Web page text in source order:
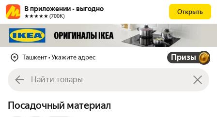
В приложении - выгодно
★★★★★ (700К)
Открыть
Ташкент • Укажите адрес Призы
Посадочный материал